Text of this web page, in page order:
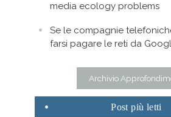
media ecology problems
Se le compagnie
farsi pagare le reti da
Archivio
Postpiù letti